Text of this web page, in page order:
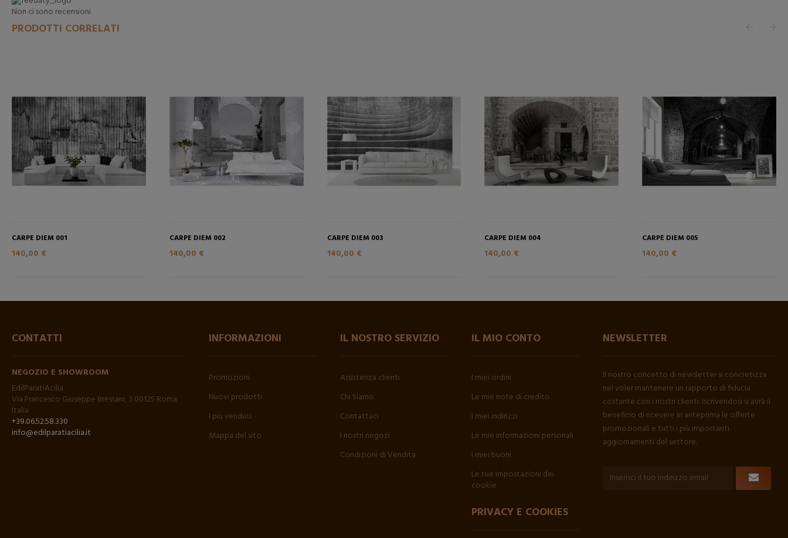
Non ci sono recensioni
PRODOTTI CORRELATI
CARPE DIEM 001
140,00 €
CARPE DIEM 002
140,00 €
CARPE DIEM 003
140,00 €
CARPE DIEM 004
140,00 €
CARPE DIEM 005
140,00 €
CONTATTI
NEGOZIO E SHOWROOM
EdilParatiAcilia
Via Francesco Giuseppe Bressani, 3 00125 Roma
Italia
+39.06.52.58.330
info@edilparatiacilia.it
INFORMAZIONI
Promozioni
Nuovi prodotti
I più venduti
Mappa del sito
IL NOSTRO SERVIZIO
Assistenza clienti
Chi Siamo
Contattaci
I nostri negozi
Condizioni di Vendita
IL MIO CONTO
I miei ordini
Le mie note di credito
I miei indirizzi
Le mie informazioni personali
I miei buoni
Le tue impostazioni dei
cookie
PRIVACY E COOKIES
NEWSLETTER
Il nostro concetto di newsletter si concretizza
nel voler mantenere un rapporto di fiducia
costante con i nostri clienti. Iscrivendosi si avrà il
beneficio di ricevere in anteprima le offerte
promozionali e tutti i più importanti
aggiornamenti del settore.